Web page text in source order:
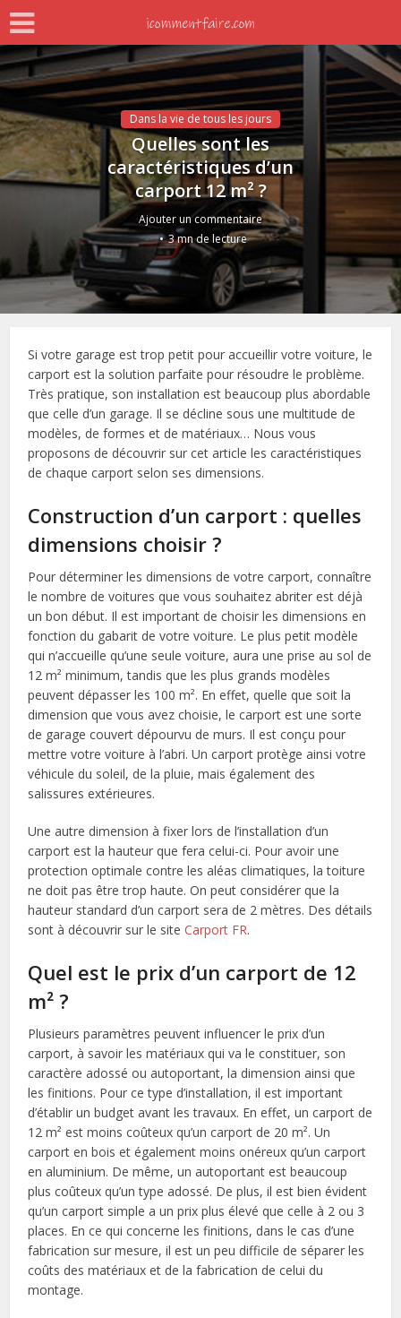
Dans la vie de tous les jours
Quelles sont les
caractéristiques d’un
carport 12 m² ?
Ajouter un commentaire
3 mn de lecture
Si votre garage est trop petit pour accueillir votre voiture, le
carport est la solution parfaite pour résoudre le problème.
Très pratique, son installation est beaucoup plus abordable
que celle d’un garage. Il se décline sous une multitude de
modèles, de formes et de matériaux… Nous vous
proposons de découvrir sur cet article les caractéristiques
de chaque carport selon ses dimensions.
Construction d’un carport : quelles
dimensions choisir ?
Pour déterminer les dimensions de votre carport, connaître
le nombre de voitures que vous souhaitez abriter est déjà
un bon début. Il est important de choisir les dimensions en
fonction du gabarit de votre voiture. Le plus petit modèle
qui n’accueille qu’une seule voiture, aura une prise au sol de
12 m² minimum, tandis que les plus grands modèles
peuvent dépasser les 100 m². En effet, quelle que soit la
dimension que vous avez choisie, le carport est une sorte
de garage couvert dépourvu de murs. Il est conçu pour
mettre votre voiture à l’abri. Un carport protège ainsi votre
véhicule du soleil, de la pluie, mais également des
salissures extérieures.
Une autre dimension à fixer lors de l’installation d’un
carport est la hauteur que fera celui-ci. Pour avoir une
protection optimale contre les aléas climatiques, la toiture
ne doit pas être trop haute. On peut considérer que la
hauteur standard d’un carport sera de 2 mètres. Des détails
sont à découvrir sur le siteCarport FR.
Quel est le prix d’un carport de 12
m² ?
Plusieurs paramètres peuvent influencer le prix d’un
carport, à savoir les matériaux qui va le constituer, son
caractère adossé ou autoportant, la dimension ainsi que
les finitions. Pour ce type d’installation, il est important
d’établir un budget avant les travaux. En effet, un carport de
12 m² est moins coûteux qu’un carport de 20 m². Un
carport en bois et également moins onéreux qu’un carport
en aluminium. De même, un autoportant est beaucoup
plus coûteux qu’un type adossé. De plus, il est bien évident
qu’un carport simple a un prix plus élevé que celle à 2 ou 3
places. En ce qui concerne les finitions, dans le cas d’une
fabrication sur mesure, il est un peu difficile de séparer les
coûts des matériaux et de la fabrication de celui du
montage.